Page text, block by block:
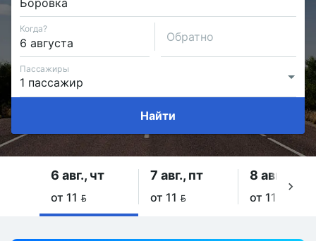
Когда?
Обратно
Пассажиры
Найти
6 авг., чт
от 11 
7 авг., пт
от 11 
8 авг., сб
от 11 